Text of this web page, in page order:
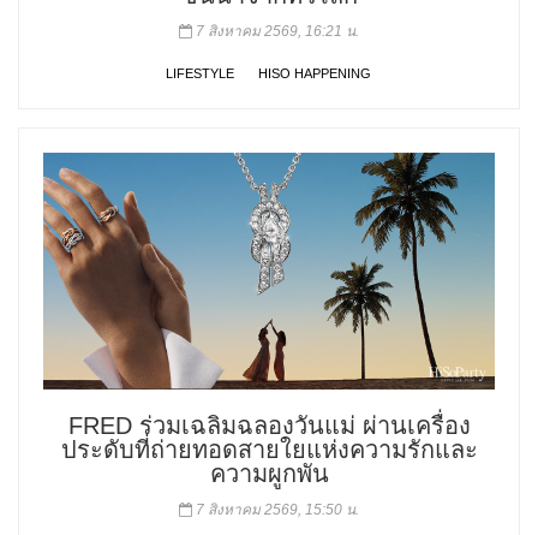
7 สิงหาคม 2569, 16:21 น.
LIFESTYLE HISO HAPPENING
FRED ร่วมเฉลิมฉลองวันแม่ ผ่านเครื่อง
ประดับที่ถ่ายทอดสายใยแห่งความรักและ
ความผูกพัน
7 สิงหาคม 2569, 15:50 น.